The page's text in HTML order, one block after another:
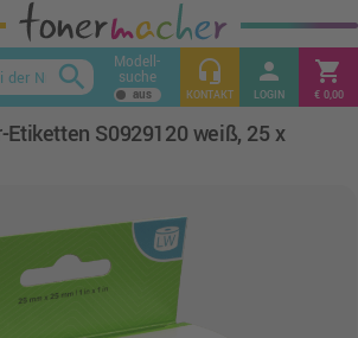
keyboard_arrow_up
search Modell-
suche headset_mic
KONTAKT
person
LOGIN
shopping_cart
€ 0,00
S0929120 weiß, 25 x